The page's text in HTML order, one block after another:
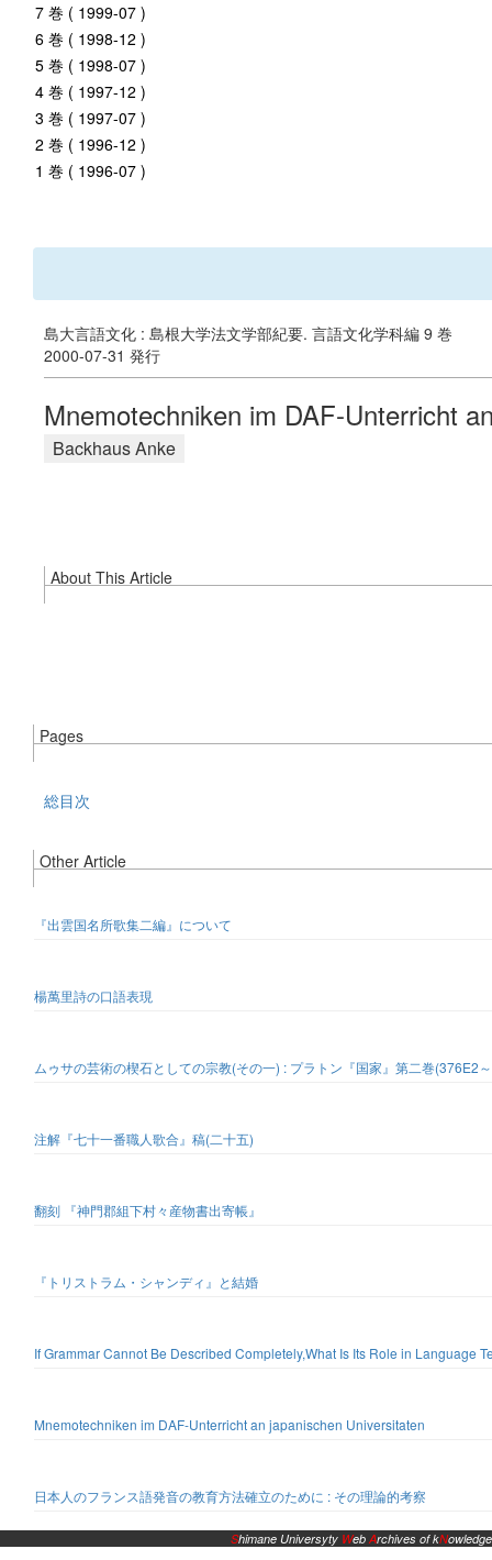
7 巻 ( 1999-07 )
6 巻 ( 1998-12 )
5 巻 ( 1998-07 )
4 巻 ( 1997-12 )
3 巻 ( 1997-07 )
2 巻 ( 1996-12 )
1 巻 ( 1996-07 )
島大言語文化 : 島根大学法文学部紀要. 言語文化学科編 9 巻
2000-07-31 発行
Mnemotechniken im DAF-Unterricht
Backhaus Anke
About This Article
Pages
総目次
Other Article
『出雲国名所歌集二編』について
楊萬里詩の口語表現
ムゥサの芸術の楔石としての宗教(その一) : プラトン『国家』第二巻(376E2
注解『七十一番職人歌合』稿(二十五)
翻刻 『神門郡組下村々産物書出寄帳』
『トリストラム・シャンディ』と結婚
If Grammar Cannot Be Described Completely,What Is Its Role in Language
Mnemotechniken im DAF-Unterricht an japanischen Universitaten
日本人のフランス語発音の教育方法確立のために : その理論的考察
Shimane Universyty WebArchives of kNowledge